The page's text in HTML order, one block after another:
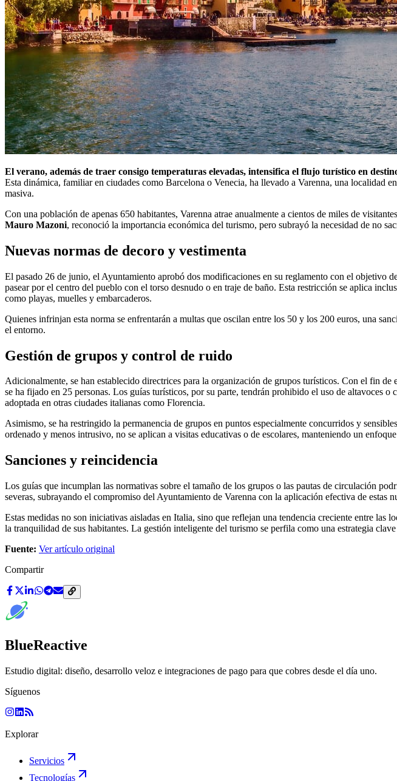
El verano, además de traer consigo temperaturas elevadas, intensifica el flujo turístico en
Esta dinámica, familiar en ciudades como Barcelona o Venecia, ha llevado a Varenna, una localidad
masiva.
Con una población de apenas 650 habitantes, Varenna atrae anualmente a cientos de miles de
Mauro Mazoni, reconoció la importancia económica del turismo, pero subrayó la necesidad de no
Nuevas normas de decoro y vestimenta
El pasado 26 de junio, el Ayuntamiento aprobó dos modificaciones en su reglamento con el objetivo
pasear por el centro del pueblo con el torso desnudo o en traje de baño. Esta restricción se aplica
como playas, muelles y embarcaderos.
Quienes infrinjan esta norma se enfrentarán a multas que oscilan entre los 50 y los 200 euros, una
el entorno.
Gestión de grupos y control de ruido
Adicionalmente, se han establecido directrices para la organización de grupos turísticos. Con el fin
se ha fijado en 25 personas. Los guías turísticos, por su parte, tendrán prohibido el uso de altavoces
adoptada en otras ciudades italianas como Florencia.
Asimismo, se ha restringido la permanencia de grupos en puntos especialmente concurridos y
ordenado y menos intrusivo, no se aplican a visitas educativas o de escolares, manteniendo un
Sanciones y reincidencia
Los guías que incumplan las normativas sobre el tamaño de los grupos o las pautas de circulación
severas, subrayando el compromiso del Ayuntamiento de Varenna con la aplicación efectiva de estas
Estas medidas no son iniciativas aisladas en Italia, sino que reflejan una tendencia creciente entre
la tranquilidad de sus habitantes. La gestión inteligente del turismo se perfila como una estrategia
Fuente: Ver artículo original
Compartir
BlueReactive
Estudio digital: diseño, desarrollo veloz e integraciones de pago para que cobres desde el día uno.
Síguenos
Explorar
Servicios
Tecnologías